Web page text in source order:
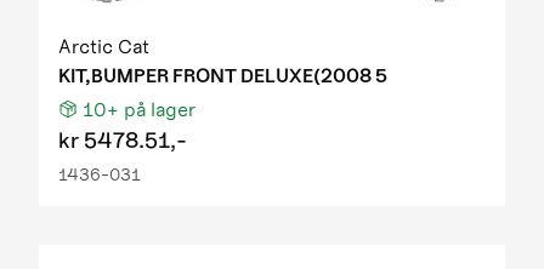
Arctic Cat
KIT,BUMPER FRONT DELUXE(2008 5
10+ på lager
kr 5478.51,-
1436-031